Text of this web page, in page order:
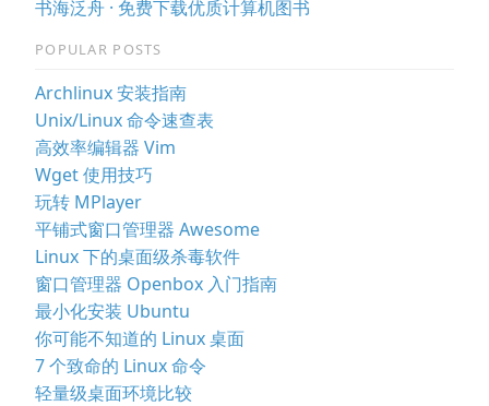
书海泛舟 · 免费下载优质计算机图书
POPULAR POSTS
Archlinux 安装指南
Unix/Linux 命令速查表
高效率编辑器 Vim
Wget 使用技巧
玩转 MPlayer
平铺式窗口管理器 Awesome
Linux 下的桌面级杀毒软件
窗口管理器 Openbox 入门指南
最小化安装 Ubuntu
你可能不知道的 Linux 桌面
7 个致命的 Linux 命令
轻量级桌面环境比较